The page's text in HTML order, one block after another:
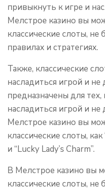
привыкнуть к игре и
Мелстрое казино вы
классические слоты,
правилах и стратегиях.
Также, классические
насладиться игрой и
предназначены для тех,
насладиться игрой и не
Мелстрое казино вы
классические слоты,
и “Lucky Lady’s Charm”.
В Мелстрое казино вы
классические слоты,